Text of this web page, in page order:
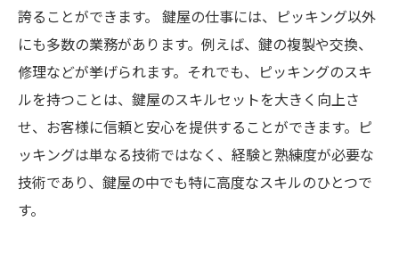
誇ることができます。 鍵屋の仕事には、ピッキング以外
にも多数の業務があります。例えば、鍵の複製や交換、
修理などが挙げられます。それでも、ピッキングのスキ
ルを持つことは、鍵屋のスキルセットを大きく向上さ
せ、お客様に信頼と安心を提供することができます。ピ
ッキングは単なる技術ではなく、経験と熟練度が必要な
技術であり、鍵屋の中でも特に高度なスキルのひとつで
す。